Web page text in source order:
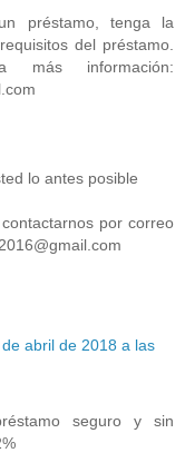
préstamo, tenga la
del préstamo.
más información:
lo antes posible
por correo
de abril de 2018 a las
seguro y sin